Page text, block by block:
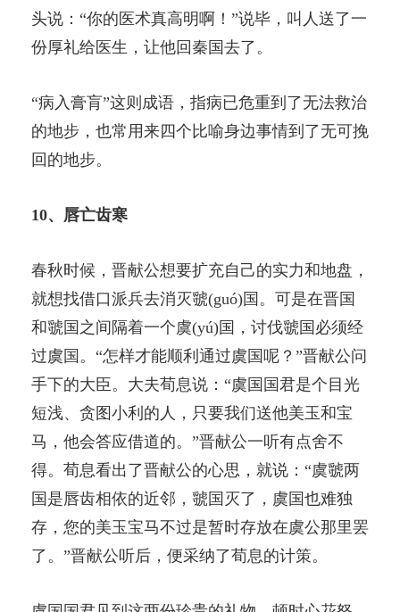
头说：“你的医术真高明啊！”说毕，叫人送了一
份厚礼给医生，让他回秦国去了。
“病入膏肓”这则成语，指病已危重到了无法救治
的地步，也常用来四个比喻身边事情到了无可挽
回的地步。
10、唇亡齿寒
春秋时候，晋献公想要扩充自己的实力和地盘，
就想找借口派兵去消灭虢(guó)国。可是在晋国
和虢国之间隔着一个虞(yú)国，讨伐虢国必须经
过虞国。“怎样才能顺利通过虞国呢？”晋献公问
手下的大臣。大夫荀息说：“虞国国君是个目光
短浅、贪图小利的人，只要我们送他美玉和宝
马，他会答应借道的。”晋献公一听有点舍不
得。荀息看出了晋献公的心思，就说：“虞虢两
国是唇齿相依的近邻，虢国灭了，虞国也难独
存，您的美玉宝马不过是暂时存放在虞公那里罢
了。”晋献公听后，便采纳了荀息的计策。